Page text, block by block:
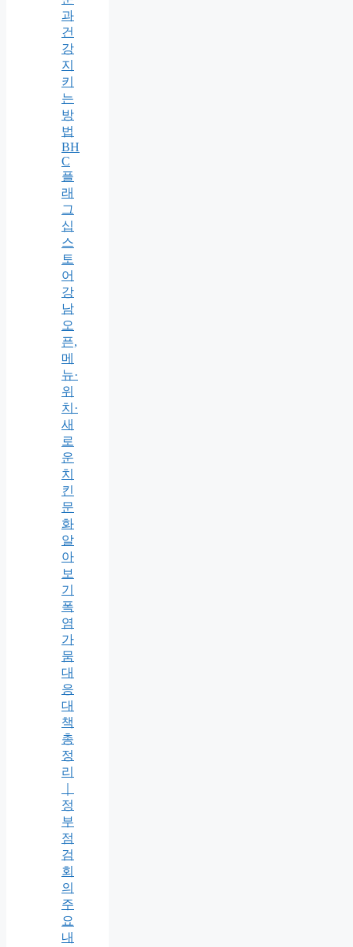
과
건
강
지
키
는
방
법
BH
C
플
래
그
십
스
토
어
강
남
오
픈,
메
뉴·
위
치·
새
로
운
치
킨
문
화
알
아
보
기
폭
염
가
뭄
대
응
대
책
총
정
리
정
부
점
검
회
의
주
요
내